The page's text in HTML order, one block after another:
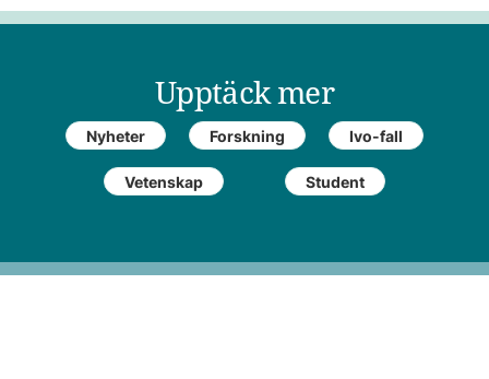
Upptäck mer
Nyheter Forskning Ivo-fall
Vetenskap Student